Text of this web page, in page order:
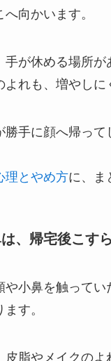
向かいます。
が休める場所が
れも、増やしに
勝手に顔へ帰って
理とやめ方に、ま
、帰宅後こす
小鼻を触ってい
す。
脂やメイクのよ